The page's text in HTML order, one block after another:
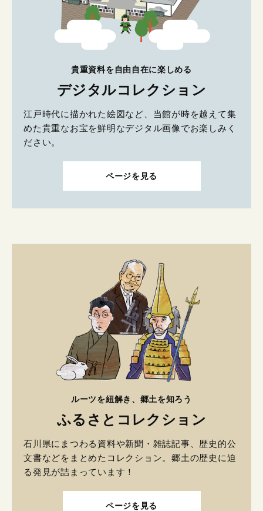
貴重資料を自由自在に楽しめる
デジタルコレクション
江戸時代に描かれた絵図など、当館が時を越えて集
めた貴重なお宝を鮮明なデジタル画像でお楽しみく
ださい。
ページを見る
ルーツを紐解き、郷土を知ろう
ふるさとコレクション
石川県にまつわる資料や新聞・雑誌記事、歴史的公
文書などをまとめたコレクション。郷土の歴史に迫
る発見が詰まっています！
ページを見る